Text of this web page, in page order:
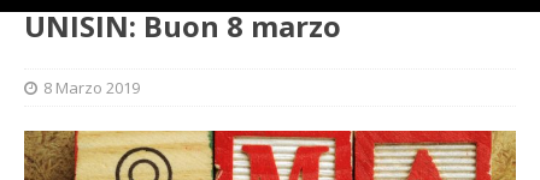
UNISIN: Buon 8 marzo
8 Marzo 2019